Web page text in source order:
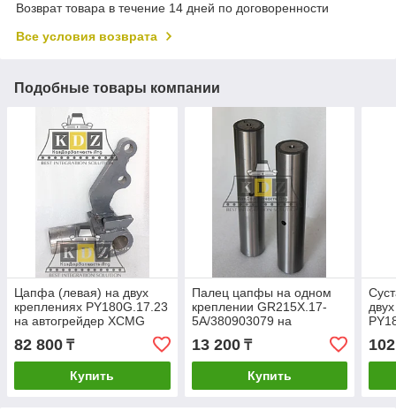
Возврат товара в течение 14 дней по договоренности
Все условия возврата
Подобные товары компании
Цапфа (левая) на двух
креплениях PY180G.17.23
на автогрейдер XCMG
82 800 ₸
Купить
Палец цапфы на одном
креплении GR215X.17-
5A/380903079 на
GR215, GR180
13 200₸
Купить